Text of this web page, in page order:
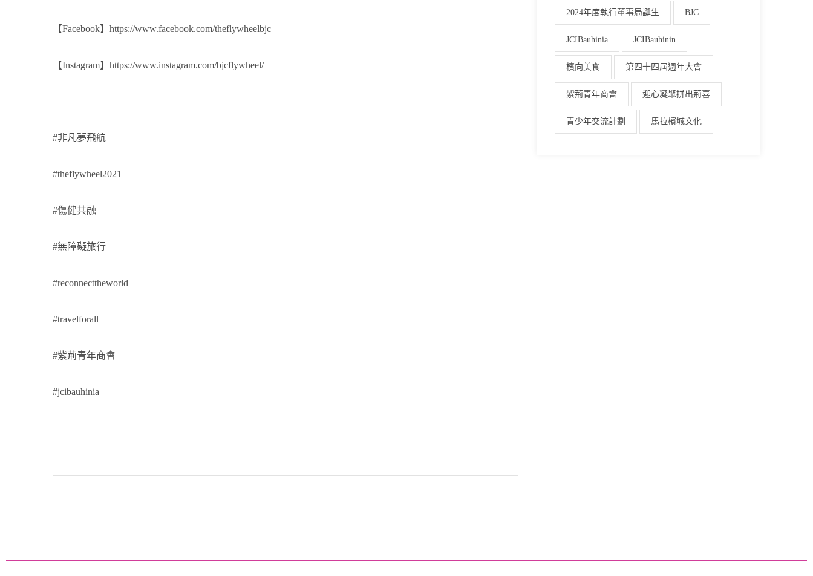
【Facebook】 https://www.facebook.com/theflywheelbjc
【Instagram】 https://www.instagram.com/bjcflywheel/
#非凡夢飛航
#theflywheel2021
#傷健共融
#無障礙旅行
#reconnecttheworld
#travelforall
#紫荊青年商會
#jcibauhinia
2024年度執行董事局誕生 BJC
JCIBauhinia JCIBauhinin
檳向美食 第四十四屆週年大會
紫荊青年商會 迎心凝聚拼出荊喜
青少年交流計劃 馬拉檳城文化